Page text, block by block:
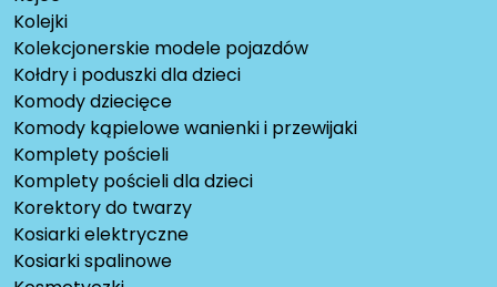
Kolejki
Kolekcjonerskie modele pojazdów
Kołdry i poduszki dla dzieci
Komody dziecięce
Komody kąpielowe wanienki i przewijaki
Komplety pościeli
Komplety pościeli dla dzieci
Korektory do twarzy
Kosiarki elektryczne
Kosiarki spalinowe